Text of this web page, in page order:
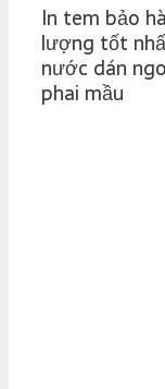
In tem bảo
lượng tốt
nước dán
phai mầu